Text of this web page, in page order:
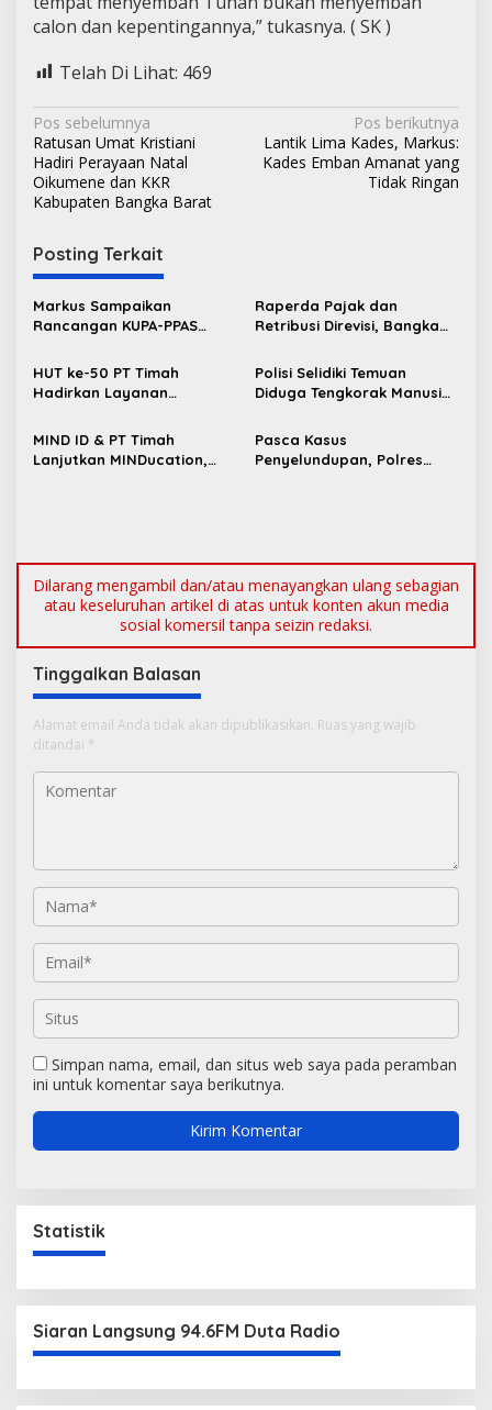
calon dan kepentingannya,” tukasnya. ( SK )
Telah Di Lihat: 469
N
a
v
g
a
s
p
o
s
Pos sebelumnya
Ratusan Umat Kristiani
Hadiri Perayaan Natal
Oikumene dan KKR
Kabupaten Bangka Barat
Pos berikutnya
Lantik Lima Kades, Markus:
Kades Emban Amanat yang
Tidak Ringan
Posting Terkait
Markus Sampaikan
Rancangan KUPA-PPAS
DPRD Bangka Barat
Raperda Pajak dan
Retribusi Direvisi, Bangka
Retribusi Baru
HUT ke-50 PT Timah
Hadirkan Layanan
Masyarakat Jakarta
Polisi Selidiki Temuan
Diduga Tengkorak Manusia
MIND ID & PT Timah
Lanjutkan MINDucation,
Pasca Kasus
Penyelundupan, Polres
Dilarang mengambil dan/atau menayangkan ulang sebagian
atau keseluruhan artikel di atas untuk konten akun media
sosial komersil tanpa seizin redaksi.
Tinggalkan Balasan
Alamat email Anda tidak akan dipublikasikan. Ruas yang wajib
ditandai *
Simpan nama, email, dan situs web saya pada peramban
ini untuk komentar saya berikutnya.
Statistik
Siaran Langsung 94.6FM Duta Radio